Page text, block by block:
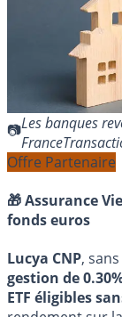
Les banques
Offre Partenaire
🎁 Assurance
fonds euros
Lucya CNP,
gestion de
ETF éligibles